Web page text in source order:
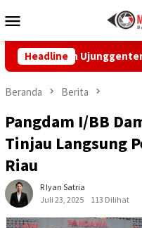
ke
Mobile
Headline
Ujunggenteng, 12
Beranda Berita
Pangdam I/BB
Tinjau Langsung
Riau
R Iyan Satria
Juli 23, 2025
113 Dilihat